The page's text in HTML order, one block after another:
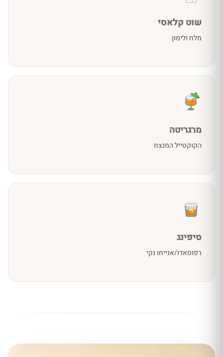
שוט קלאסי
מלח ולימון
מרגריטה
הקוקטייל המנצח
סיפינג
רפוסאדו/אנייחו נקי